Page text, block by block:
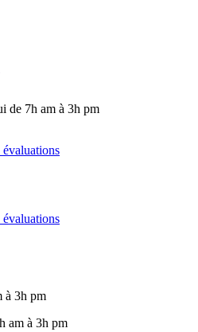
de 7h am à 3h pm
évaluations
évaluations
à 3h pm
am à 3h pm